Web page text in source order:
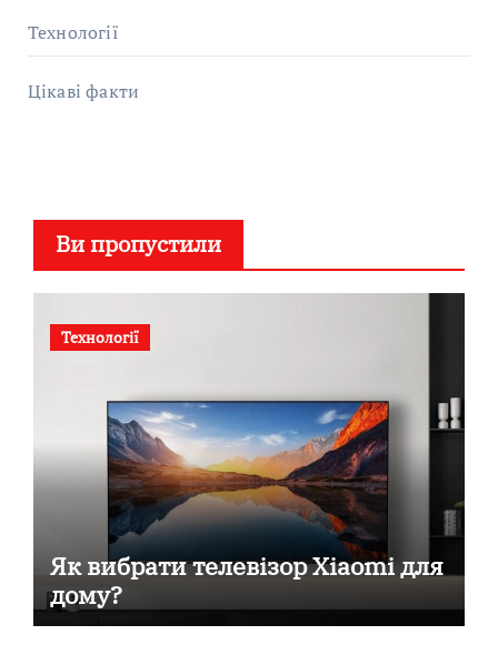
Технології
Цікаві факти
Ви пропустили
Технології
Як вибрати телевізор Xiaomi для
дому?